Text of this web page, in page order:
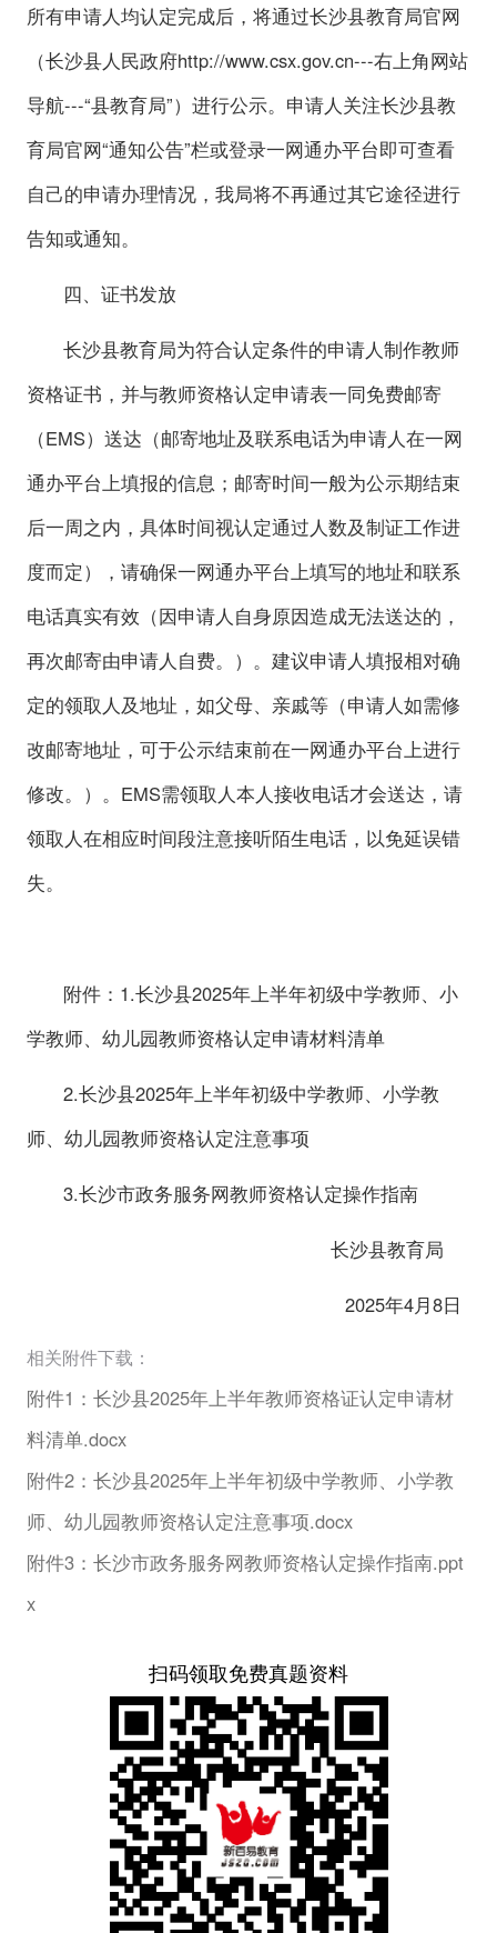
所有申请人均认定完成后，将通过长沙县教育局官网
（长沙县人民政府http://www.csx.gov.cn---右上角网站
导航---“县教育局”）进行公示。申请人关注长沙县教
育局官网“通知公告”栏或登录一网通办平台即可查看
自己的申请办理情况，我局将不再通过其它途径进行
告知或通知。
四、证书发放
长沙县教育局为符合认定条件的申请人制作教师
资格证书，并与教师资格认定申请表一同免费邮寄
（EMS）送达（邮寄地址及联系电话为申请人在一网
通办平台上填报的信息；邮寄时间一般为公示期结束
后一周之内，具体时间视认定通过人数及制证工作进
度而定），请确保一网通办平台上填写的地址和联系
电话真实有效（因申请人自身原因造成无法送达的，
再次邮寄由申请人自费。）。建议申请人填报相对确
定的领取人及地址，如父母、亲戚等（申请人如需修
改邮寄地址，可于公示结束前在一网通办平台上进行
修改。）。EMS需领取人本人接收电话才会送达，请
领取人在相应时间段注意接听陌生电话，以免延误错
失。
附件：1.长沙县2025年上半年初级中学教师、小
学教师、幼儿园教师资格认定申请材料清单
2.长沙县2025年上半年初级中学教师、小学教
师、幼儿园教师资格认定注意事项
3.长沙市政务服务网教师资格认定操作指南
长沙县教育局
2025年4月8日
相关附件下载：
附件1：长沙县2025年上半年教师资格证认定申请材
料清单.docx
附件2：长沙县2025年上半年初级中学教师、小学教
师、幼儿园教师资格认定注意事项.docx
附件3：长沙市政务服务网教师资格认定操作指南.ppt
x
扫码领取免费真题资料